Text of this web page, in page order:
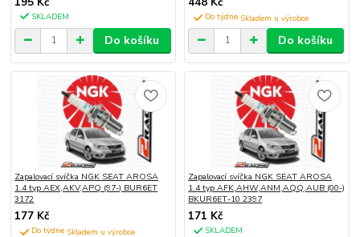
SKLADEM
Do košíku
Do týdne
Do košíku
Zapalovací svíčka NGK SEAT AROSA
1.4 typ AEX,AKV,APQ (97-) BUR6ET
3172
177 Kč
Do týdne
Zapalovací svíčka NGK SEAT AROSA
1.4 typ AFK,AHW,ANM,AQQ,AUB (00-)
BKUR6ET-10 2397
171 Kč
SKLADEM